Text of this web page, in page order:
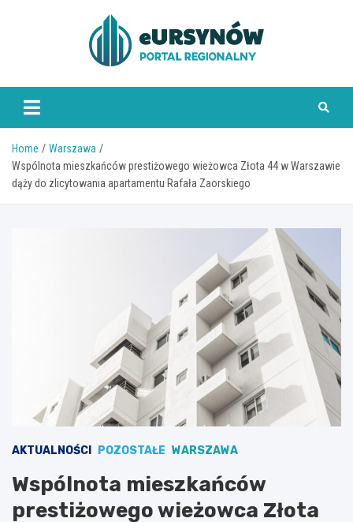
Home
Warszawa
Wspólnota mieszkańców prestiżowego wieżowca Złota 44 w Warszawie
dąży do zlicytowania apartamentu Rafała Zaorskiego
AKTUALNOŚCI POZOSTAŁE WARSZAWA
Wspólnota mieszkańców
prestiżowego wieżowca Złota